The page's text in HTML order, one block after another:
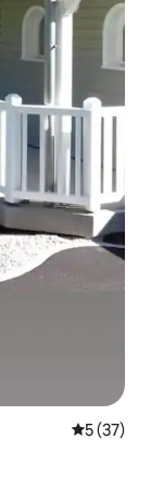
5 (37)